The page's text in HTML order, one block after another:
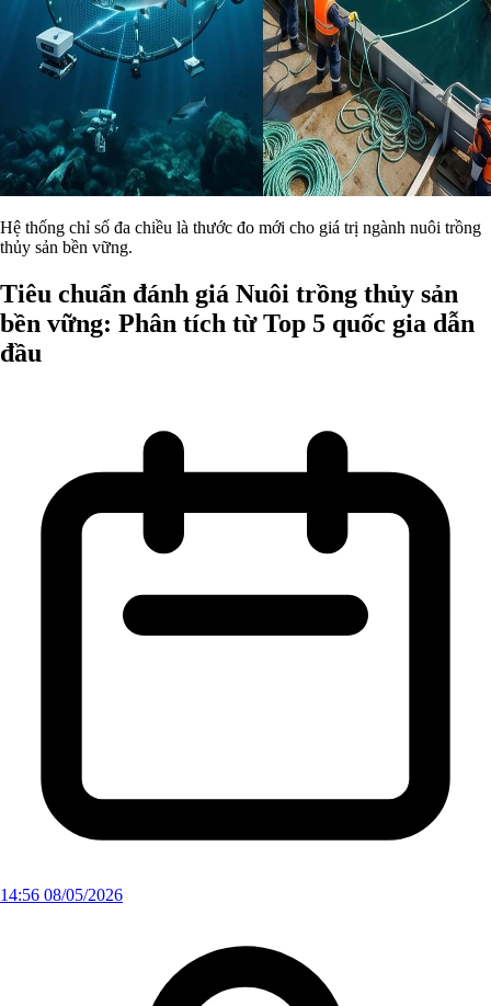
Hệ thống chỉ số đa chiều là thước đo mới cho giá trị ngành nuôi trồng
thủy sản bền vững.
Tiêu chuẩn đánh giá Nuôi trồng thủy sản
bền vững: Phân tích từ Top 5 quốc gia dẫn
đầu
14:56 08/05/2026